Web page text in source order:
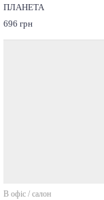
ПЛАНЕТА
696 грн
В офіс / салон